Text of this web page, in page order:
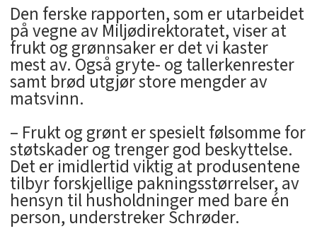
Den ferske rapporten, som er utarbeidet
på vegne av Miljødirektoratet, viser at
frukt og grønnsaker er det vi kaster
mest av. Også gryte- og tallerkenrester
samt brød utgjør store mengder av
matsvinn.
– Frukt og grønt er spesielt følsomme for
støtskader og trenger god beskyttelse.
Det er imidlertid viktig at produsentene
tilbyr forskjellige pakningsstørrelser, av
hensyn til husholdninger med bare én
person, understreker Schrøder.